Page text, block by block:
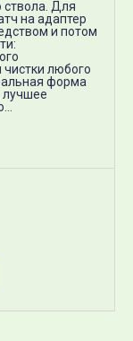
ствола. Для
на адаптер
и потом
любого
форма
лучшее